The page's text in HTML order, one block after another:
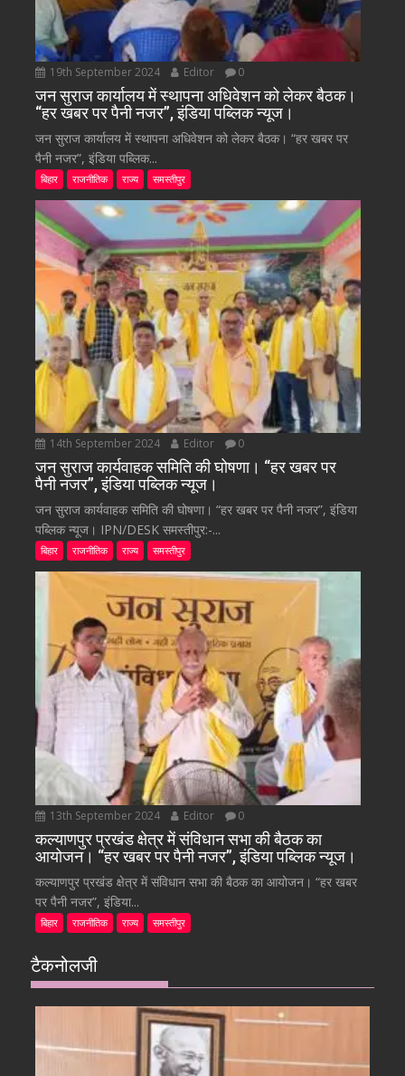
19th September 2024 Editor 0
जन सुराज कार्यालय में स्थापना अधिवेशन को लेकर बैठक।
“हर खबर पर पैनी नजर”, इंडिया पब्लिक न्यूज।
जन सुराज कार्यालय में स्थापना अधिवेशन को लेकर बैठक। “हर खबर पर
पैनी नजर”, इंडिया पब्लिक...
बिहार राजनीतिक राज्य समस्तीपुर
14th September 2024 Editor 0
जन सुराज कार्यवाहक समिति की घोषणा। “हर खबर पर
पैनी नजर”, इंडिया पब्लिक न्यूज।
जन सुराज कार्यवाहक समिति की घोषणा। “हर खबर पर पैनी नजर”, इंडिया
पब्लिक न्यूज। IPN/DESK समस्तीपुर:-...
बिहार राजनीतिक राज्य समस्तीपुर
13th September 2024 Editor 0
कल्याणपुर प्रखंड क्षेत्र में संविधान सभा की बैठक का
आयोजन। “हर खबर पर पैनी नजर”, इंडिया पब्लिक न्यूज।
कल्याणपुर प्रखंड क्षेत्र में संविधान सभा की बैठक का आयोजन। “हर खबर
पर पैनी नजर”, इंडिया...
बिहार राजनीतिक राज्य समस्तीपुर
टैकनोलजी